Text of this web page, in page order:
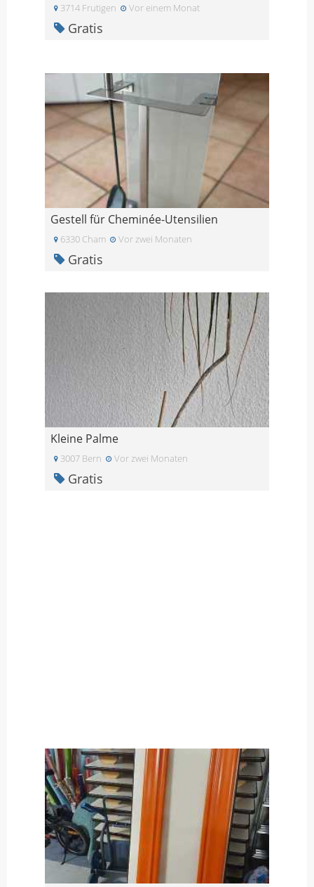
3714 Frutigen Vor einem Monat
Gratis
Gestell für Cheminée-Utensilien
6330 Cham Vor zwei Monaten
Gratis
Kleine Palme
3007 Bern Vor zwei Monaten
Gratis